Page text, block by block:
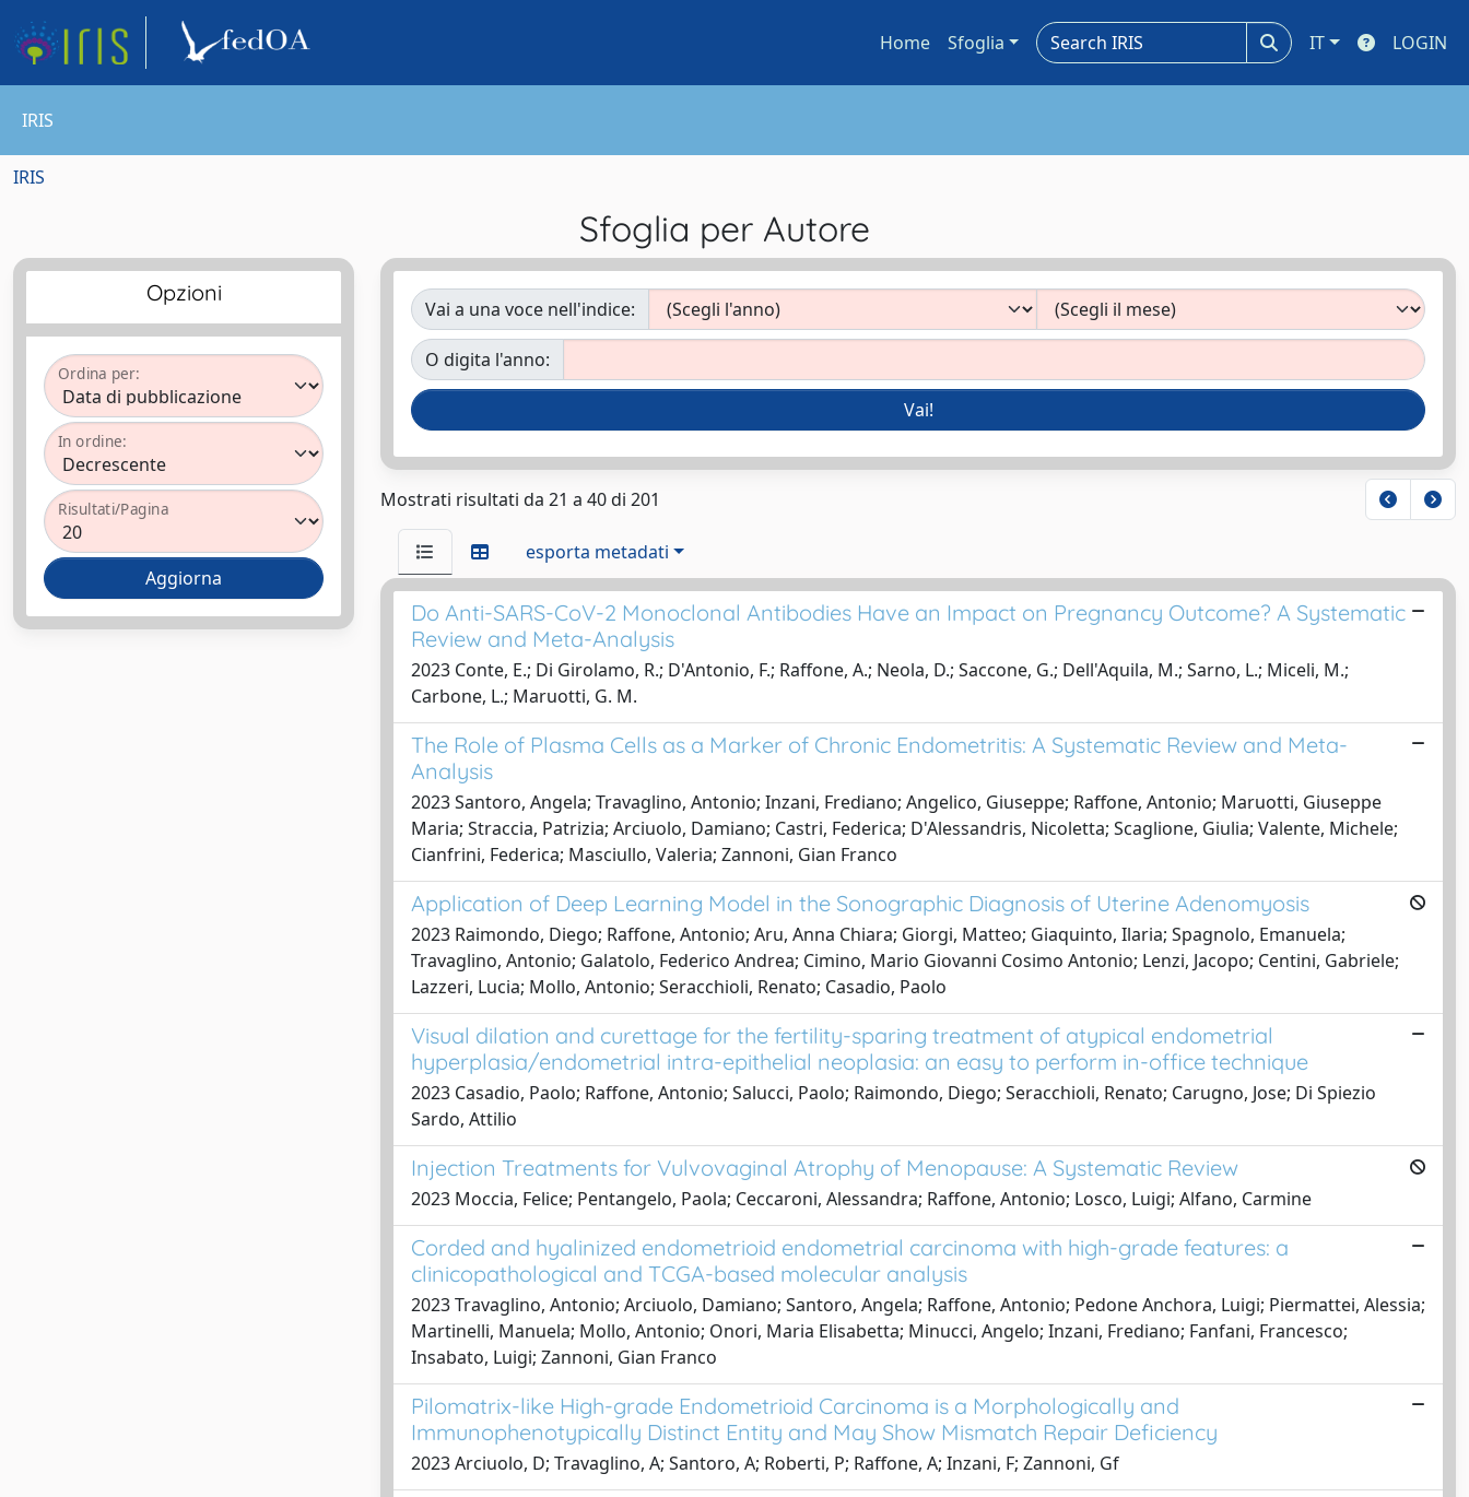
Home Sfoglia IT LOGIN
IRIS
IRIS
Sfoglia per Autore
Opzioni
Ordina per:
In ordine:
Risultati/Pagina
Vai a una voce nell'indice:
O digita l'anno:
Mostrati risultati da 21 a 40 di 201
esporta metadati
Do Anti-SARS-CoV-2 Monoclonal Antibodies Have an Impact on Pregnancy Outcome? A Systematic
Review and Meta-Analysis
2023 Conte, E.; Di Girolamo, R.; D'Antonio, F.; Raffone, A.; Neola, D.; Saccone, G.; Dell'Aquila, M.; Sarno, L.; Miceli, M.;
Carbone, L.; Maruotti, G. M.
The Role of Plasma Cells as a Marker of Chronic Endometritis: A Systematic Review and Meta-
Analysis
2023 Santoro, Angela; Travaglino, Antonio; Inzani, Frediano; Angelico, Giuseppe; Raffone, Antonio; Maruotti, Giuseppe
Maria; Straccia, Patrizia; Arciuolo, Damiano; Castri, Federica; D'Alessandris, Nicoletta; Scaglione, Giulia; Valente, Michele;
Cianfrini, Federica; Masciullo, Valeria; Zannoni, Gian Franco
Application of Deep Learning Model in the Sonographic Diagnosis of Uterine Adenomyosis
2023 Raimondo, Diego; Raffone, Antonio; Aru, Anna Chiara; Giorgi, Matteo; Giaquinto, Ilaria; Spagnolo, Emanuela;
Travaglino, Antonio; Galatolo, Federico Andrea; Cimino, Mario Giovanni Cosimo Antonio; Lenzi, Jacopo; Centini, Gabriele;
Lazzeri, Lucia; Mollo, Antonio; Seracchioli, Renato; Casadio, Paolo
Visual dilation and curettage for the fertility-sparing treatment of atypical endometrial
hyperplasia/endometrial intra-epithelial neoplasia: an easy to perform in-office technique
2023 Casadio, Paolo; Raffone, Antonio; Salucci, Paolo; Raimondo, Diego; Seracchioli, Renato; Carugno, Jose; Di Spiezio
Sardo, Attilio
Injection Treatments for Vulvovaginal Atrophy of Menopause: A Systematic Review
2023 Moccia, Felice; Pentangelo, Paola; Ceccaroni, Alessandra; Raffone, Antonio; Losco, Luigi; Alfano, Carmine
Corded and hyalinized endometrioid endometrial carcinoma with high-grade features: a
clinicopathological and TCGA-based molecular analysis
2023 Travaglino, Antonio; Arciuolo, Damiano; Santoro, Angela; Raffone, Antonio; Pedone Anchora, Luigi; Piermattei, Alessia;
Martinelli, Manuela; Mollo, Antonio; Onori, Maria Elisabetta; Minucci, Angelo; Inzani, Frediano; Fanfani, Francesco;
Insabato, Luigi; Zannoni, Gian Franco
Pilomatrix-like High-grade Endometrioid Carcinoma is a Morphologically and
Immunophenotypically Distinct Entity and May Show Mismatch Repair Deficiency
2023 Arciuolo, D; Travaglino, A; Santoro, A; Roberti, P; Raffone, A; Inzani, F; Zannoni, Gf